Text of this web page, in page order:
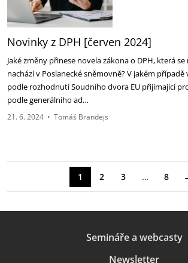
Novinky z DPH [červen 2024]
Jaké změny přinese novela zákona o DPH, která
nachází v Poslanecké sněmovně? V jakém případě
podle rozhodnutí Soudního dvora EU přijímající
podle generálního ad…
21. 6. 2024 • Tomáš Brandejs
1 2 3 … 8
Semináře a webcasty
Newsletter